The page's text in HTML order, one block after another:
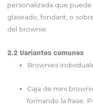
personalizada que
glaseado, fondant, o
del brownie.
2.2 Variantes comunes
Brownies
Caja de mini
formando la frase.